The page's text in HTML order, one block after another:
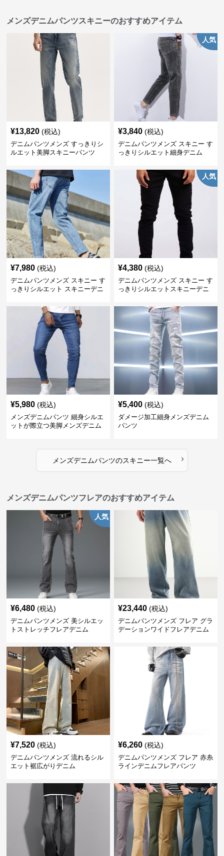
メンズデニムパンツスキニーのおすすめアイテム
¥13,820 (税込)
デニムパンツメンズ すっきりシ
ルエット美脚スキニーパンツ
人気
¥3,840 (税込)
デニムパンツメンズ スキニー す
っきりシルエット細身デニム
¥7,980 (税込)
デニムパンツメンズ スキニー す
っきりシルエット スキニーデニ
人気
¥4,380 (税込)
デニムパンツメンズ スキニー す
っきりシルエットスキニーデニ
¥5,980 (税込)
メンズデニムパンツ 細身シルエ
ットが際立つ美脚メンズデニム
¥5,400 (税込)
ダメージ加工細身メンズデニム
パンツ
メンズデニムパンツのスキニー一覧へ ›
メンズデニムパンツフレアのおすすめアイテム
人気
¥6,480 (税込)
デニムパンツメンズ 美シルエッ
トストレッチフレアデニム
¥23,440 (税込)
デニムパンツメンズ フレア グラ
デーションワイドフレアデニム
¥7,520 (税込)
デニムパンツメンズ 流れるシル
エット裾広がりデニム
¥6,260 (税込)
デニムパンツメンズ フレア 赤糸
ラインデニムフレアパンツ